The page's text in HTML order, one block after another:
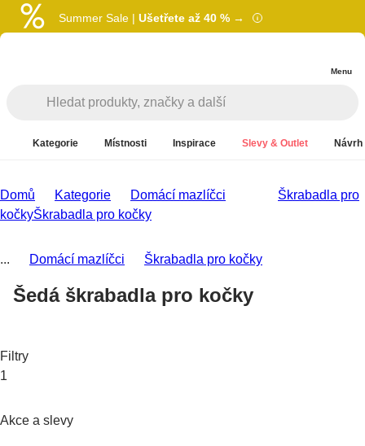
Summer Sale | Ušetřete až 40 % →
Menu
Kategorie Místnosti Inspirace Slevy & Outlet
Domů Kategorie Domácí mazlíčci
Škrabadla pro
kočkyŠkrabadla pro kočky
... Domácí mazlíčci Škrabadla pro kočky
Šedá škrabadla pro kočky
Filtry
1
Akce a slevy